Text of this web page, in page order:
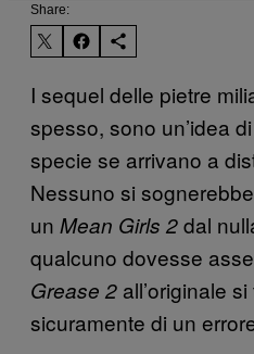
Share:
I sequel delle pietre
spesso, sono un’idea
specie se arrivano a
Nessuno si
un Mean Girls 2dal
qualcuno dovesse
Grease 2 all’originale
sicuramente di un